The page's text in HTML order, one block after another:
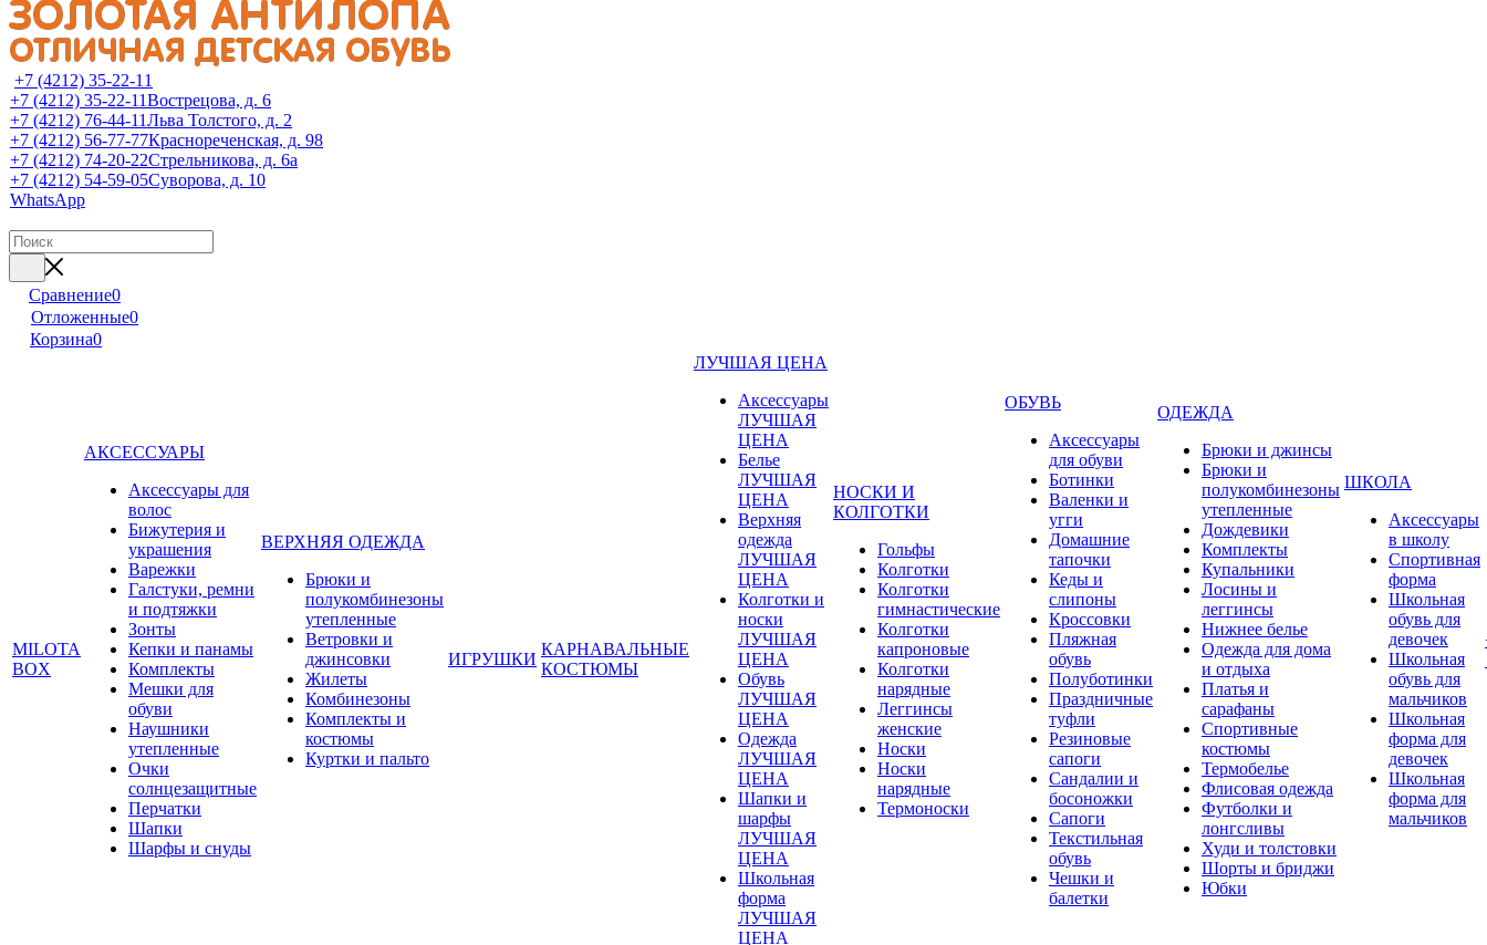
+7 (4212) 35-22-11
+7 (4212) 35-22-11Вострецова, д. 6
+7 (4212) 76-44-11Льва Толстого, д. 2
+7 (4212) 56-77-77Краснореченская, д. 98
+7 (4212) 74-20-22Стрельникова, д. 6а
+7 (4212) 54-59-05Суворова, д. 10
WhatsApp
Сравнение0
Отложенные0
Корзина0
MILOTA
BOX
АКСЕССУАРЫ
Аксессуары для
волос
Бижутерия и
украшения
Варежки
Галстуки, ремни
и подтяжки
Зонты
Кепки и панамы
Комплекты
Мешки для
обуви
Наушники
утепленные
Очки
солнцезащитные
Перчатки
Шапки
Шарфы и снуды
ВЕРХНЯЯ ОДЕЖДА
Брюки и
полукомбинезоны
утепленные
Ветровки и
джинсовки
Жилеты
Комбинезоны
Комплекты и
костюмы
Куртки и пальто
ИГРУШКИ
КАРНАВАЛЬНЫЕ
КОСТЮМЫ
ЛУЧШАЯ ЦЕНА
Аксессуары
ЛУЧШАЯ
ЦЕНА
Белье
ЛУЧШАЯ
ЦЕНА
Верхняя
одежда
ЛУЧШАЯ
ЦЕНА
Колготки и
носки
ЛУЧШАЯ
ЦЕНА
Обувь
ЛУЧШАЯ
ЦЕНА
Одежда
ЛУЧШАЯ
ЦЕНА
Шапки и
шарфы
ЛУЧШАЯ
ЦЕНА
Школьная
форма
ЛУЧШАЯ
ЦЕНА
НОСКИ И
КОЛГОТКИ
Гольфы
Колготки
Колготки
гимнастические
Колготки
капроновые
Колготки
нарядные
Леггинсы
женские
Носки
Носки
нарядные
Термоноски
ОБУВЬ
Аксессуары
для обуви
Ботинки
Валенки и
угги
Домашние
тапочки
Кеды и
слипоны
Кроссовки
Пляжная
обувь
Полуботинки
Праздничные
туфли
Резиновые
сапоги
Сандалии и
босоножки
Сапоги
Текстильная
обувь
Чешки и
балетки
ОДЕЖДА
Брюки и джинсы
Брюки и
полукомбинезоны
утепленные
Дождевики
Комплекты
Купальники
Лосины и
леггинсы
Нижнее белье
Одежда для дома
и отдыха
Платья и
сарафаны
Спортивные
костюмы
Термобелье
Флисовая одежда
Футболки и
лонгсливы
Худи и толстовки
Шорты и бриджи
Юбки
ШКОЛА
Аксессуары
в школу
Спортивная
форма
Школьная
обувь для
девочек
Школьная
обувь для
мальчиков
Школьная
форма для
девочек
Школьная
форма для
мальчиков